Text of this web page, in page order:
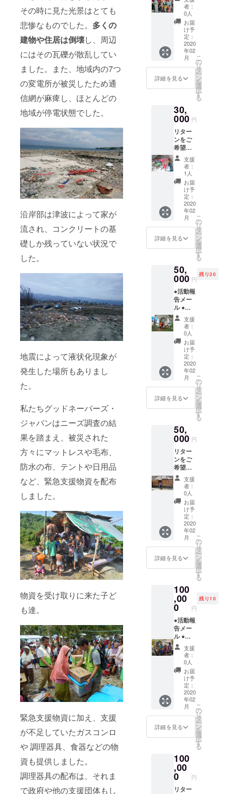
その時に見た光景はとても
悲惨なものでした。 多くの
建物や住居は倒壊し、周辺
にはその瓦礫が散乱してい
ました。また、地域内の7つ
の変電所が被災したため通
信網が麻痺し、ほとんどの
地域が停電状態でした。
沿岸部は津波によって家が
流され、コンクリートの基
礎しか残っていない状況で
した。
地震によって液状化現象が
発生した場所もありまし
た。
私たちグッドネーバーズ・
ジャパンはニーズ調査の結
果を踏まえ、被災された
方々にマットレスや毛布、
防水の布、テントや日用品
など、緊急支援物資を配布
しました。
物資を受け取りに来た子ど
も達。
緊急支援物資に加え、支援
が不足していたガスコンロ
や 調理器具、食器などの物
資も提供しました。
調理器具の配布は、それま
で政府や他の支援団体もし
の領収
書 ●写
真＆柿
澤から
のお礼
メッ
セージ
●弊団体
ホーム
ページ
に名前
の方の
み) ※弊
団体
ホーム
ページ
に名前
の掲載
をご希
望の場
合は、
必ず備
考欄に
ご希望
のお名
前をご
記入く
ださ
合は、
お手数
その旨
を備考
欄にご
記入く
ださ
い。
者：
0人
お届
け予
定：
2020
年02
月
詳細を見る
こ
の
リ
タ
ー
ン
を
選
択
す
る
30,
000 円
リター
ンをご
希望で
ないあ
なたへ
～全額
をプロ
ジェク
ト実施
のため
に使わ
せてい
ただき
ます ～
●活動報
付控除
の領収
書
支援
者：
1人
お届
け予
定：
2020
年02
月
詳細を見る
こ
の
リ
タ
ー
ン
を
選
択
す
る
50,
000 円
残り20
●活動報
告メー
ル ●寄
付控除
の領収
真＆村
人から
のサン
キュー
カード
●活動報
告会ご
招待
(2020年
内予定)
●弊団体
ホーム
ページ
に名前
の掲載
(ご希望
の方の
団体
ホーム
ページ
に名前
の掲載
をご希
望の場
合は、
のお名
前をご
記入く
ださ
い。ご
希望で
ない場
合は、
お手数
ですが
その旨
を備考
欄にご
記入く
ださ
い。
支援
者：
0人
お届
け予
定：
2020
年02
月
詳細を見る
こ
の
リ
タ
ー
ン
を
選
択
す
る
50,
000 円
リター
ンをご
希望で
ないあ
なたへ
～全額
をプロ
ジェク
ト実施
のため
に使わ
せてい
ただき
ます ～
●活動報
付控除
の領収
書
支援
者：
0人
お届
け予
定：
2020
年02
月
詳細を見る
こ
の
リ
タ
ー
ン
を
選
択
す
る
100
,00
0 円
残り10
●活動報
告メー
ル ●寄
付控除
の領収
人から
の感謝
のメッ
セージ
が入っ
た動画
●活動報
告会ご
招待
(2020年
東京都
内予定)
●弊団体
ホーム
ページ
支援
者：
0人
お届
け予
定：
2020
年02
月
詳細を見る
こ
の
リ
タ
ー
ン
を
選
択
す
る
100
,00
0 円
リター